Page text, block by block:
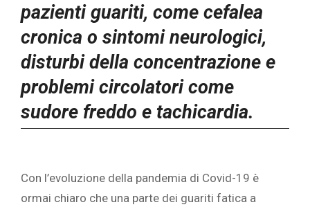
pazienti guariti, come cefalea
cronica o sintomi neurologici,
disturbi della concentrazione e
problemi circolatori come
sudore freddo e tachicardia.
Con l’evoluzione della pandemia di Covid-19 è
ormai chiaro che una parte dei guariti fatica a